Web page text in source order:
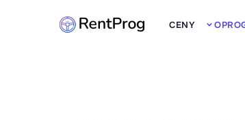
CENY